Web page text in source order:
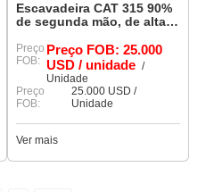
Escavadeira CAT 315 90%
de segunda mão, de alta
trabalhar.
Preço
FOB:
Preço FOB: 25.000
USD / unidade /
Unidade
Preço
FOB:
25.000 USD /
Unidade
Ver mais